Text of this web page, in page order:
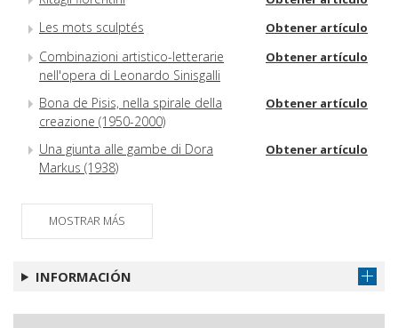
Les mots sculptés Obtener artículo
Combinazioni artistico-letterarie
nell'opera di Leonardo Sinisgalli
Obtener artículo
Bona de Pisis, nella spirale della
creazione (1950-2000)
Obtener artículo
Una giunta alle gambe di Dora
Markus (1938)
Obtener artículo
MOSTRAR MÁS
INFORMACIÓN